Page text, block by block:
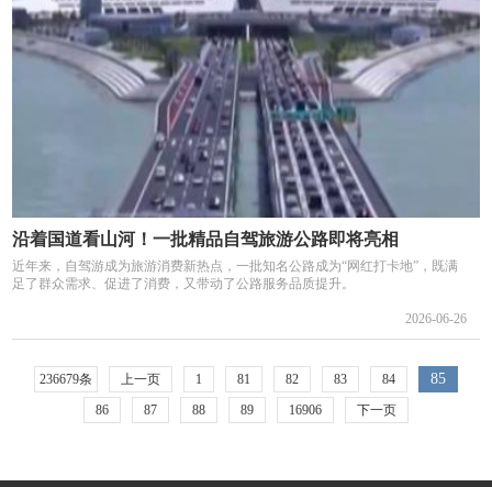
沿着国道看山河！一批精品自驾旅游公路即将亮相
近年来，自驾游成为旅游消费新热点，一批知名公路成为“网红打卡地”，既满
足了群众需求、促进了消费，又带动了公路服务品质提升。
2026-06-26
236679条 上一页 1 81 82 83 84 85
86 87 88 89 16906 下一页